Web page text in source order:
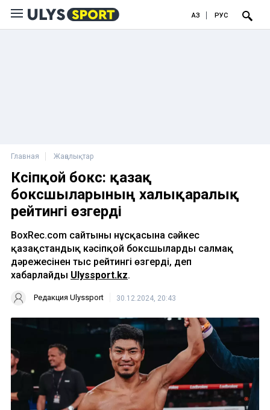
ҚАЗ РУС
Главная Жаңалықтар
Кәсіпқой бокс: қазақ
боксшыларының халықаралық
рейтингі өзгерді
BoxRec.com сайтының нұсқасына сәйкес
қазақстандық кәсіпқой боксшылардың салмақ
дәрежесінен тыс рейтингі өзгерді, деп
хабарлайды Ulyssport.kz.
Редакция Ulyssport 30.12.2024, 20:43